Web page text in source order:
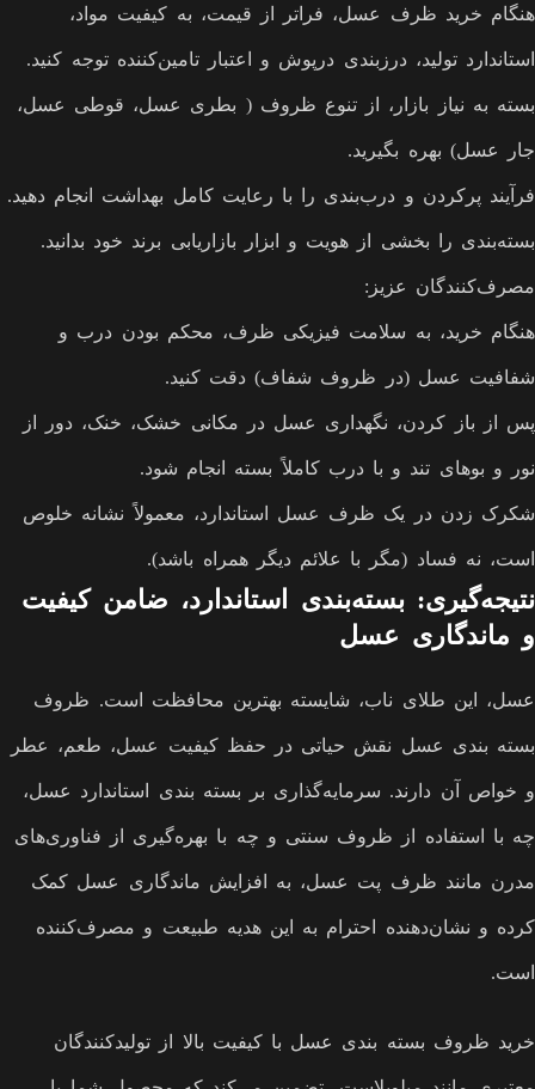
هنگام خرید ظرف عسل، فراتر از قیمت، به کیفیت مواد،
استاندارد تولید، درزبندی درپوش و اعتبار تامین‌کننده توجه کنید.
بسته به نیاز بازار، از تنوع ظروف ( بطری عسل، قوطی عسل،
جار عسل) بهره بگیرید.
فرآیند پرکردن و درب‌بندی را با رعایت کامل بهداشت انجام دهید.
بسته‌بندی را بخشی از هویت و ابزار بازاریابی برند خود بدانید.
مصرف‌کنندگان عزیز:
هنگام خرید، به سلامت فیزیکی ظرف، محکم بودن درب و
شفافیت عسل (در ظروف شفاف) دقت کنید.
پس از باز کردن، نگهداری عسل در مکانی خشک، خنک، دور از
نور و بوهای تند و با درب کاملاً بسته انجام شود.
شکرک زدن در یک ظرف عسل استاندارد، معمولاً نشانه خلوص
است، نه فساد (مگر با علائم دیگر همراه باشد).
نتیجه‌گیری: بسته‌بندی استاندارد، ضامن کیفیت
و ماندگاری عسل
عسل، این طلای ناب، شایسته بهترین محافظت است. ظروف
بسته بندی عسل نقش حیاتی در حفظ کیفیت عسل، طعم، عطر
و خواص آن دارند. سرمایه‌گذاری بر بسته بندی استاندارد عسل،
چه با استفاده از ظروف سنتی و چه با بهره‌گیری از فناوری‌های
مدرن مانند ظرف پت عسل، به افزایش ماندگاری عسل کمک
کرده و نشان‌دهنده احترام به این هدیه طبیعت و مصرف‌کننده
است.
خرید ظروف بسته بندی عسل با کیفیت بالا از تولیدکنندگان